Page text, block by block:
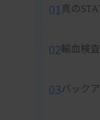
01真の
02輸血検
03バック